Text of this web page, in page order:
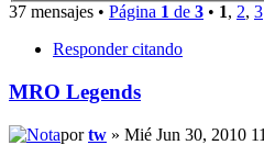
37 mensajes • Página 1 de 3 • 1, 2, 3
Responder citando
MRO Legends
portw » Mié Jun 30, 2010